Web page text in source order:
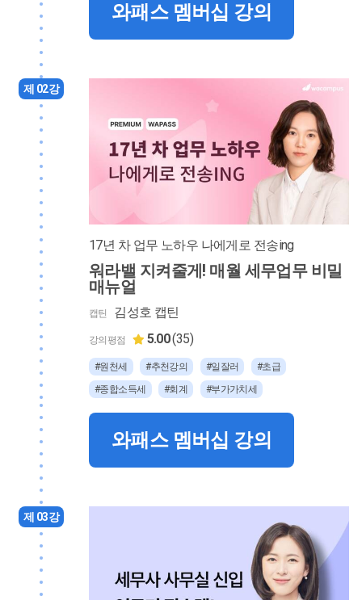
와패스 멤버십 강의
제 02강
17년 차 업무 노하우 나에게로 전송ing
워라밸 지켜줄게! 매월 세무업무 비밀
매뉴얼
캡틴 김성호 캡틴
강의평점 5.00(35)
#원천세 #추천강의 #일잘러
#초급
#종합소득세
#회계 #부가가치세
와패스 멤버십 강의
제 03강